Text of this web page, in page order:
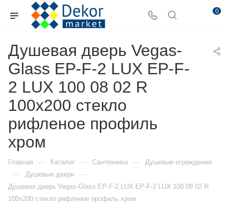
0
Душевая дверь Vegas-
Glass EP-F-2 LUX EP-F-
2 LUX 100 08 02 R
100х200 стекло
рифленое профиль
хром
Главная — Каталог — Сантехника — Душевые ограждения
— Душевые двери —
Душевая дверь Vegas-Glass EP-F-2 LUX EP-F-2 LUX 100 08 02 R
100х200 стекло рифленое профиль хром